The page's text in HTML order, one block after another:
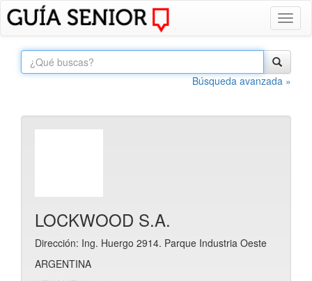
Búsqueda avanzada »
LOCKWOOD S.A.
Dirección: Ing. Huergo 2914. Parque Industria Oeste
ARGENTINA